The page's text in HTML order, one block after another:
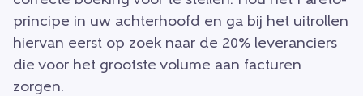
principe in uw achterhoofd en ga bij het uitrollen
hiervan eerst op zoek naar de 20% leveranciers
die voor het grootste volume aan facturen
zorgen.